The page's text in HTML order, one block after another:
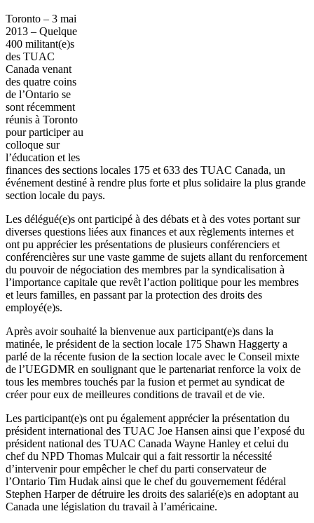
Toronto – 3 mai
2013 – Quelque
400 militant(e)s
des TUAC
Canada venant
des quatre coins
de l’Ontario se
sont récemment
réunis à Toronto
pourparticiperau
colloque sur
l’éducation et les
finances des sections locales 175 et 633 des TUAC Canada, un
événement destiné à rendre plus forte et plus solidaire la plus grande
section locale du pays.
Les délégué(e)s ont participé à des débats et à des votes portant sur
diverses questions liées aux finances et aux règlements internes et
ont pu apprécierles présentations de plusieurs conférenciers et
conférencières sur une vaste gamme de sujets allant du renforcement
du pouvoirde négociation des membres par la syndicalisation à
l’importance capitale que revêt l’action politique pour les membres
et leurs familles, en passant par la protection des droits des
employé(e)s.
Après avoir souhaité la bienvenue aux participant(e)s dans la
matinée, le président de la section locale 175 Shawn Haggerty a
parlé de la récente fusion de la section locale avec le Conseil mixte
de l’UEGDMR en soulignant que le partenariat renforce la voix de
tous les membres touchés par la fusion et permet au syndicat de
créerpoureux de meilleures conditions de travail et de vie.
Les participant(e)s ont pu également apprécierla présentation du
président international des TUAC Joe Hansen ainsi que l’exposé du
président national des TUAC Canada Wayne Hanley et celui du
chef du NPD Thomas Mulcairqui a fait ressortirla nécessité
d’intervenirpourempêcherle chef du parti conservateurde
l’Ontario Tim Hudak ainsi que le chef du gouvernement fédéral
Stephen Harper de détruire les droits des salarié(e)s en adoptant au
Canada une législation du travail à l’américaine.